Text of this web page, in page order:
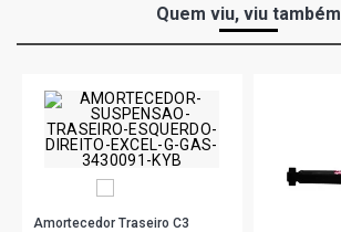
Quem viu, viu também
Amortecedor Traseiro C3